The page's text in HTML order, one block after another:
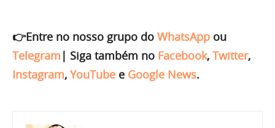
👉Entre no nosso grupo do WhatsApp ou
Telegram | Siga também no Facebook, Twitter,
Instagram, YouTube e Google News.